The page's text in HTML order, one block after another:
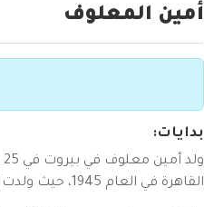
أمين المعلوف
بدايات:
القاهرة في العام 1945، حيث ولدت أديل الغصين، والدته، من أب مسيحي ماروني من سكان القرية، والذي قد غادر للعمل في مصر، حيث تزوج من سيدة ولدت في تركيا.